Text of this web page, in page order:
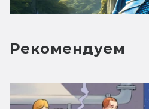
Рекомендуем